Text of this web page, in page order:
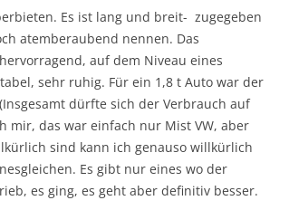
Es ist lang und breit- zugegeben
atemberaubend nennen. Das
auf dem Niveau eines
sehr ruhig. Für ein 1,8 t Auto war der
dürfte sich der Verbrauch auf
mir, das war einfach nur Mist VW, aber
sind kann ich genauso willkürlich
Es gibt nur eines wo der
es ging, es geht aber definitiv besser.